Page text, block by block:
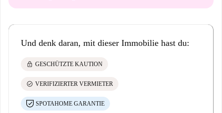
Und denk daran, mit dieser Immobilie hast du:
lock GESCHÜTZTE KAUTION
check_circle VERIFIZIERTER VERMIETER
SPOTAHOME GARANTIE